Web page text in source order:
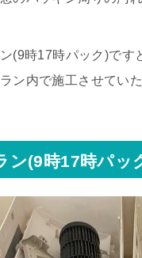
(9時17時パック)で
ン内で施工させてい
ン(9時17時パッ